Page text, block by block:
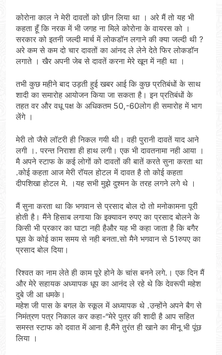
कोरोना काल ने मेरी दावतों को छीन लिया था । अरे मैं तो यह भी
कहता हूँ कि नरक में भी जगह ना मिले कोरोना के वायरस को ।
सरकार को इतनी जल्दी मार्च में लोकडॉन लगाने की क्या जल्दी थी ?
अरे कम से कम दो चार दावतों का आंनद ले लेने देते फिर लोकडॉन
लगाते । खैर अपनी जेब से दावतें करना मेरे खून में नही था ।
तभी कुछ महीने बाद उड़ती हुई खबर आई कि कुछ प्रतिबंधों के साथ
शादी का समारोह आयोजन किया जा सकता है। इन प्रतिबंधों के
तहत वर और वधू पक्ष के अधिकतम 50,-60लोग ही समारोह में भाग
लेंगे ।
मेरी तो जैसे लॉटरी ही निकल गयी थी। वही पुरानी दावतें याद आने
लगी ।. परन्त निराशा ही हाथ लगी। एक भी दावतनामा नही आया ।
मै अपने स्टाफ के कई लोगों को दावतों की बातें करते सुना करता था
.कोई कहता आज मेरी रॉयल होटल में दावत है तो कोई कहता
दीपशिखा होटल मे. ।यह सभी मुझे दुश्मन के तरह लगने लगे थे ।
मैं सुना करता था कि भगवान से प्रसाद बोल दो तो मनोकामना पूरी
होती है। मैंने हिसाब लगाया कि इक्यावन रुपए का प्रसाद बोलने के
किसी भी प्रकार का घाटा नही हैऔर यह भी कहा जाता है कि बगैर
घूस के कोई काम समय से नही बनता.सो मैने भगवान से 51रुपए का
प्रसाद बोल दिया।
रिश्वत का नाम लेते ही काम पूरे होने के चांस बनने लगे.। एक दिन मैं
और मेरे सहायक अध्यापक धूप का आनंद ले रहे थे कि देवरूपी महेश
दुबे जी आ धमके।
महेश जी पास के बगल के स्कूल में अध्यापक थे .उन्होंने अपने बैग से
निमंत्रण पत्र निकाल कर कहा-“मेरे पुत्र की शादी है आप सहित
समस्त स्टाफ को दवात में आना है.मैंने तुरंत ही खाने का मीनू भी पूंछ
लिया ।